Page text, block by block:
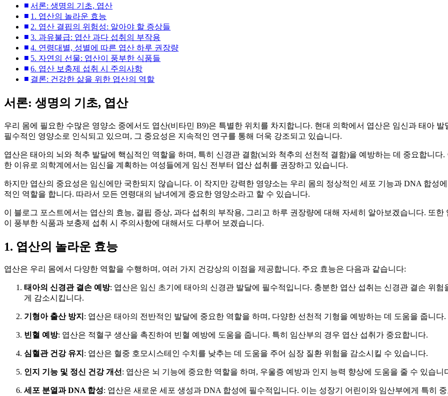
서론: 생명의 기초, 엽산
1. 엽산의 놀라운 효능
2. 엽산 결핍의 위험성: 알아야 할 증상들
3. 과유불급: 엽산 과다 섭취의 부작용
4. 연령대별, 성별에 따른 엽산 하루 권장량
5. 자연의 선물: 엽산이 풍부한 식품들
6. 엽산 보충제 섭취 시 주의사항
결론: 건강한 삶을 위한 엽산의 역할
서론: 생명의 기초, 엽산
우리 몸에 필요한 수많은 영양소 중에서도 엽산(비타민 B9)은 특별한 위치를 차지합니다. 현대 의학에서 엽산은 임신과 태아 발
필수적인 영양소로 인식되고 있으며, 그 중요성은 지속적인 연구를 통해 더욱 강조되고 있습니다.
엽산은 태아의 뇌와 척추 발달에 핵심적인 역할을 하며, 특히 신경관 결함(뇌와 척추의 선천적 결함)을 예방하는 데 중요합니다.
한 이유로 의학계에서는 임신을 계획하는 여성들에게 임신 전부터 엽산 섭취를 권장하고 있습니다.
하지만 엽산의 중요성은 임신에만 국한되지 않습니다. 이 작지만 강력한 영양소는 우리 몸의 정상적인 세포 기능과 DNA 합성
적인 역할을 합니다. 따라서 모든 연령대의 남녀에게 중요한 영양소라고 할 수 있습니다.
이 블로그 포스트에서는 엽산의 효능, 결핍 증상, 과다 섭취의 부작용, 그리고 하루 권장량에 대해 자세히 알아보겠습니다. 또한
이 풍부한 식품과 보충제 섭취 시 주의사항에 대해서도 다루어 보겠습니다.
1. 엽산의 놀라운 효능
엽산은 우리 몸에서 다양한 역할을 수행하며, 여러 가지 건강상의 이점을 제공합니다. 주요 효능은 다음과 같습니다:
태아의 신경관 결손 예방: 엽산은 임신 초기에 태아의 신경관 발달에 필수적입니다. 충분한 엽산 섭취는 신경관 결손 위험
게 감소시킵니다.
기형아 출산 방지 : 엽산은 태아의 전반적인 발달에 중요한 역할을 하며, 다양한 선천적 기형을 예방하는 데 도움을 줍니다.
빈혈 예방: 엽산은 적혈구 생산을 촉진하여 빈혈 예방에 도움을 줍니다. 특히 임산부의 경우 엽산 섭취가 중요합니다.
심혈관 건강 유지 : 엽산은 혈중 호모시스테인 수치를 낮추는 데 도움을 주어 심장 질환 위험을 감소시킬 수 있습니다.
인지 기능 및 정신 건강 개선: 엽산은 뇌 기능에 중요한 역할을 하며, 우울증 예방과 인지 능력 향상에 도움을 줄 수 있습니
세포 분열과 DNA 합성: 엽산은 새로운 세포 생성과 DNA 합성에 필수적입니다. 이는 성장기 어린이와 임산부에게 특히